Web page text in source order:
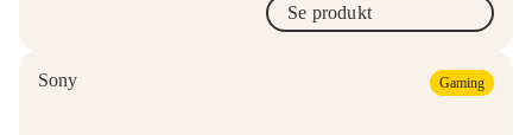
Se produkt
Sony Gaming